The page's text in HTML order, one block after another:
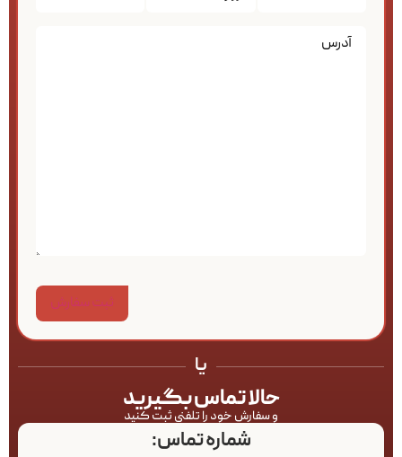
یا
حالا تماس بگیرید
و سفارش خود را تلفنی ثبت کنید
شماره تماس: